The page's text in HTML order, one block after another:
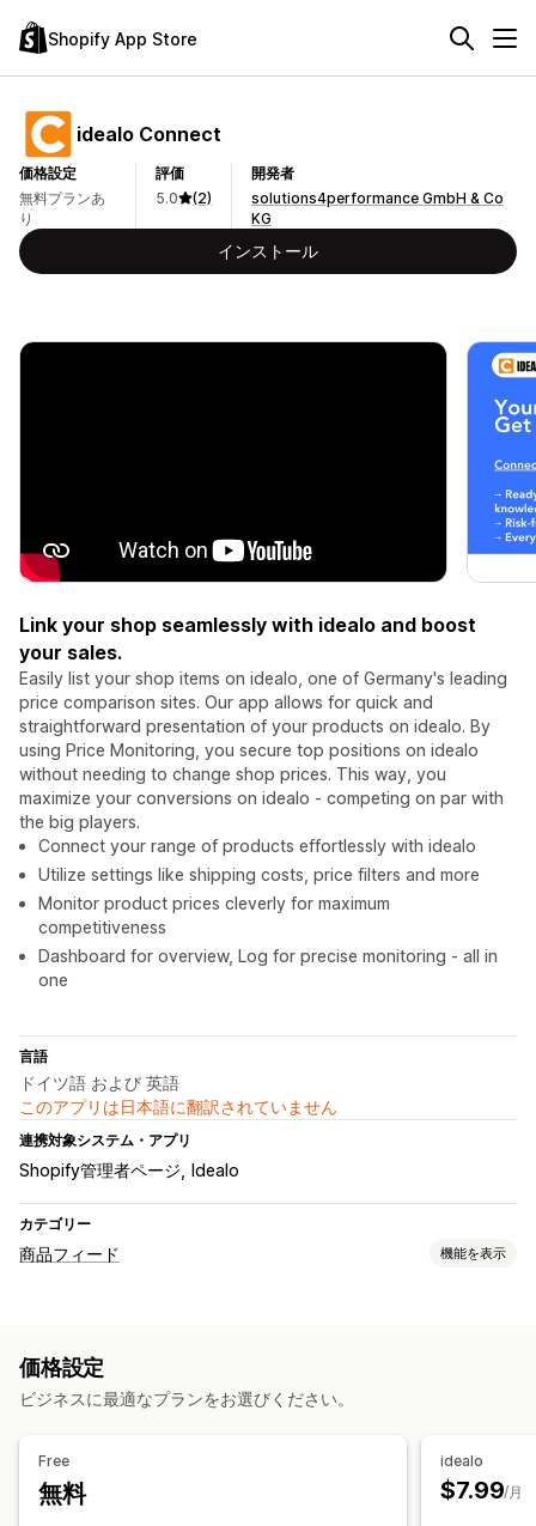
Shopify App Store
idealo Connect
価格設定
無料プランあ
り
評価
5.0
(2)
開発者
solutions4performance GmbH & Co
KG
インストール
Link your shop seamlessly with idealo and boost
your sales.
Easily list your shop items on idealo, one of Germany's leading
price comparison sites. Our app allows for quick and
straightforward presentation of your products on idealo. By
using Price Monitoring, you secure top positions on idealo
without needing to change shop prices. This way, you
maximize your conversions on idealo - competing on par with
the big players.
Connect your range of products effortlessly with idealo
Utilize settings like shipping costs, price filters and more
Monitor product prices cleverly for maximum
competitiveness
Dashboard for overview, Log for precise monitoring - all in
one
言語
ドイツ語 および 英語
このアプリは日本語に翻訳されていません
連携対象システム・アプリ
Shopify管理者ページ Idealo
カテゴリー
商品フィード 機能を表示
フィード管理
価格設定
ビジネスに最適なプランをお選びください。
Free
無料
idealo
$7.99/月